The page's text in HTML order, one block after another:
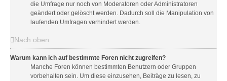
die Umfrage nur noch von Moderatoren oder Administratoren
geändert oder gelöscht werden. Dadurch soll die Manipulation von
laufenden Umfragen verhindert werden.
Nach oben
Warum kann ich auf bestimmte Foren nicht zugreifen?
Manche Foren können bestimmten Benutzern oder Gruppen
vorbehalten sein. Um diese einzusehen, Beiträge zu lesen, zu